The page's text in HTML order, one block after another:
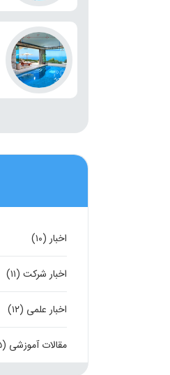
اخبار (۱۰)
اخبار شرکت (۱۱)
اخبار علمی (۱۲)
مقالات آموزشی (۲۵)